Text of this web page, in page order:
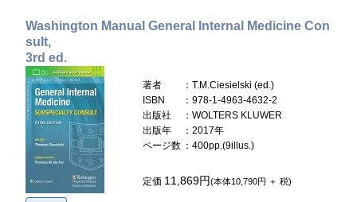
Washington Manual General Internal Medicine Con
sult,
3rd ed.
著者
：T.M.Ciesielski (ed.)
ISBN
：978-1-4963-4632-2
出版社
：WOLTERS KLUWER
出版年
：2017年
ページ数 ：400pp.(9illus.)
定価 11,869円(本体10,790円 ＋ 税)